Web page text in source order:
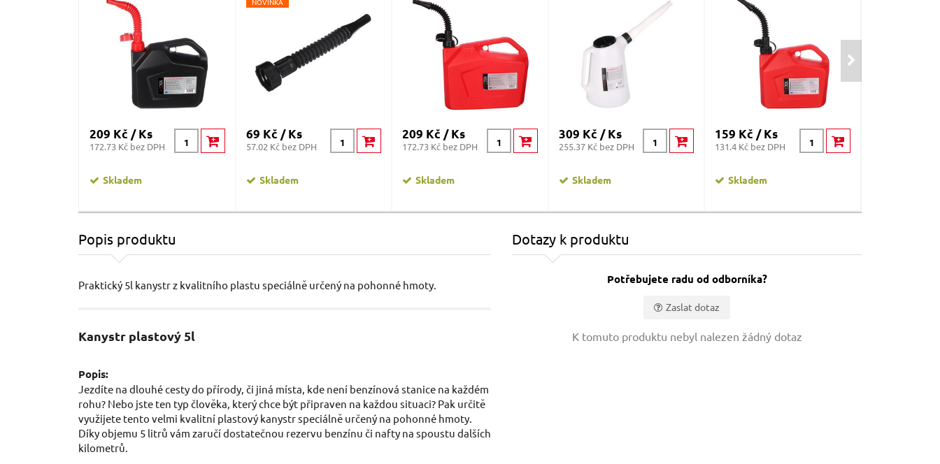
209 Kč / Ks
172.73 Kč bez DPH
Skladem
69 Kč / Ks
57.02 Kč bez DPH
Skladem
209 Kč / Ks
172.73 Kč bez DPH
Skladem
309 Kč / Ks
255.37 Kč bez DPH
Skladem
159 Kč / Ks
131.4 Kč bez DPH
Skladem
Popis produktu
Praktický 5l kanystr z kvalitního plastu speciálně určený na pohonné hmoty.
Kanystr plastový 5l
Popis:
Jezdíte na dlouhé cesty do přírody, či jiná místa, kde není benzínová stanice na každém
rohu? Nebo jste ten typ člověka, který chce být připraven na každou situaci? Pak určitě
využijete tento velmi kvalitní plastový kanystr speciálně určený na pohonné hmoty.
Díky objemu 5 litrů vám zaručí dostatečnou rezervu benzínu či nafty na spoustu dalších
kilometrů.
Dotazy k produktu
Potřebujete radu od odborníka?
Zaslat dotaz
K tomuto produktu nebyl nalezen žádný dotaz